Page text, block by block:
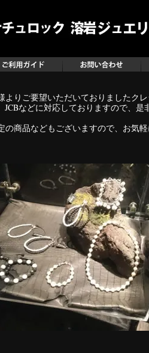
りご要望いただいておりましたク
などに対応しておりますので、是
の商品などもございますので、お気軽